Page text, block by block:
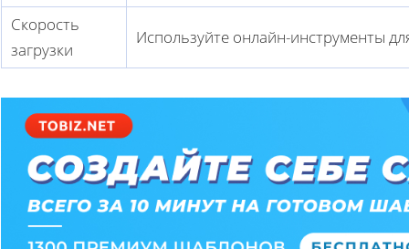
Скорость
загрузки
Используйте онлайн-инструменты